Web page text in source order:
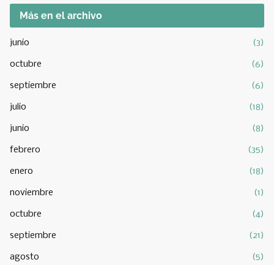
Más en el archivo
junio (3)
octubre (6)
septiembre (6)
julio (18)
junio (8)
febrero (35)
enero (18)
noviembre (1)
octubre (4)
septiembre (21)
agosto (5)